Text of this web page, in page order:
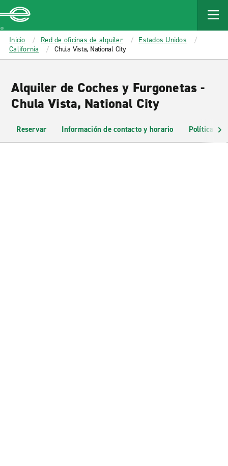
MAIN
CONTENT
Enterprise
Inicio Red de oficinas de alquiler
Estados Unidos
California
Chula Vista, National City
Alquiler de Coches y Furgonetas -
Chula Vista, National City
Reservar Información de contacto y horario Políticas